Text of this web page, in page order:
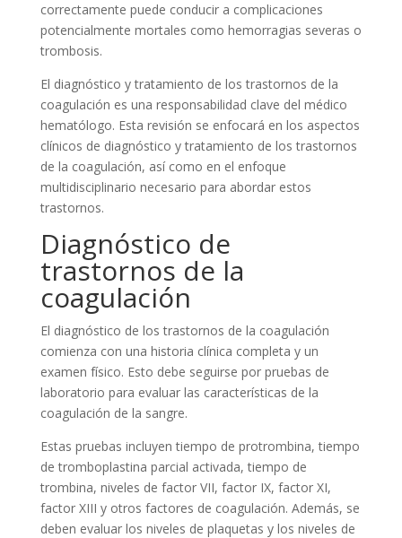
correctamente puede conducir a complicaciones
potencialmente mortales como hemorragias severas o
trombosis.
El diagnóstico y tratamiento de los trastornos de la
coagulación es una responsabilidad clave del médico
hematólogo. Esta revisión se enfocará en los aspectos
clínicos de diagnóstico y tratamiento de los trastornos
de la coagulación, así como en el enfoque
multidisciplinario necesario para abordar estos
trastornos.
Diagnóstico de
trastornos de la
coagulación
El diagnóstico de los trastornos de la coagulación
comienza con una historia clínica completa y un
examen físico. Esto debe seguirse por pruebas de
laboratorio para evaluar las características de la
coagulación de la sangre.
Estas pruebas incluyen tiempo de protrombina, tiempo
de tromboplastina parcial activada, tiempo de
trombina, niveles de factor VII, factor IX, factor XI,
factor XIII y otros factores de coagulación. Además, se
deben evaluar los niveles de plaquetas y los niveles de